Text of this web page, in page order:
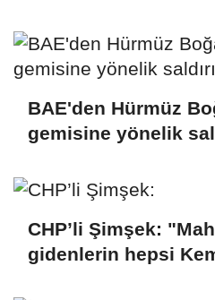
BAE'den Hürmüz
gemisine yönelik
CHP’li Şimşek:
gidenlerin hepsi